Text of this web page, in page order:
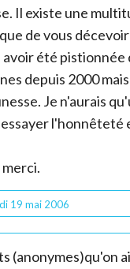
Il existe une
de vous
été pistionnée
depuis 2000
Je n'aurais
l'honnêteté
19 mai 2006
(anonymes)qu'on